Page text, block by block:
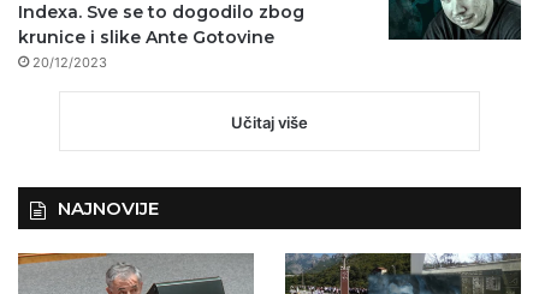
Indexa. Sve se to dogodilo zbog
krunice i slike Ante Gotovine
20/12/2023
Učitaj više
NAJNOVIJE